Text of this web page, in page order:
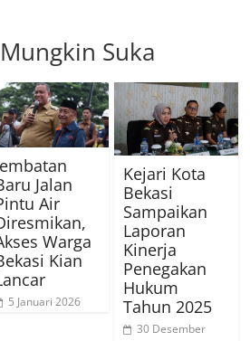
Suka
Jalan
Air
Warga
Kian
5 Januari 2026
Kejari Kota
Bekasi
Sampaikan
Laporan
Kinerja
Penegakan
Hukum
Tahun 2025
30 Desember